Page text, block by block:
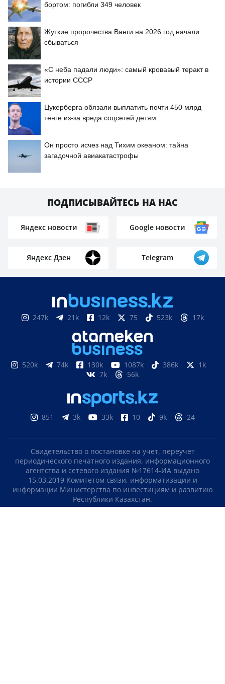
бортом: погибли 349 человек
Жуткие пророчества Ванги на 2026 год начали
сбываться
«С неба падали люди»: самый кровавый теракт в
истории СССР
Цукерберга обязали выплатить почти 450 млрд
тенге из-за вреда соцсетей детям
Он просто исчез над Тихим океаном: тайна
загадочной авиакатастрофы
ПОДПИСЫВАЙТЕСЬ НА НАС
Яндекс новости Google новости
Яндекс Дзен Telegram
247k 21k 12k 75 523k 17k
520k 74k 130k 1087k 386k
1k
7k
56k
851 3k 33k 10 9k 24
Свидетельство о постановке на учет, переучет
периодического печатного издания, информационного
агентства и сетевого издания №17614-ИА выдано
15.03.2019 Комитетом связи, информатизации и
информации Министерства по инвестициям и развитию
Республики Казахстан.